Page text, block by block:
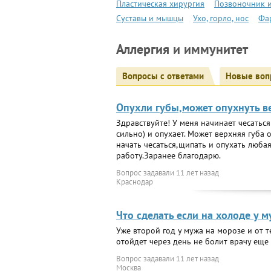
Пластическая хирургия
Позвоночник
Суставы и мышцы
Ухо, горло, нос
Аллергия и иммунитет
Вопросы с ответами Новые
Опухли губы,может опухнуть
Здравствуйте! У меня начинает
сильно) и опухает. Может верхняя
начать чесаться,щипать и опухать
работу.Заранее благодарю.
Вопрос задавали 11 лет назад
Краснодар
Что сделать если на холоде у
Уже второй год у мужа на морозе и от
отойдет через день не болит врачу
Вопрос задавали 11 лет назад
Москва